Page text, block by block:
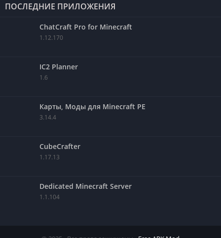
ПОСЛЕДНИЕ ПРИЛОЖЕНИЯ
ChatCraft Pro for Minecraft
1.12.170
IC2 Planner
1.6
Карты, Моды для Minecraft PE
3.14.4
CubeCrafter
1.17.13
Dedicated Minecraft Server
1.1.104